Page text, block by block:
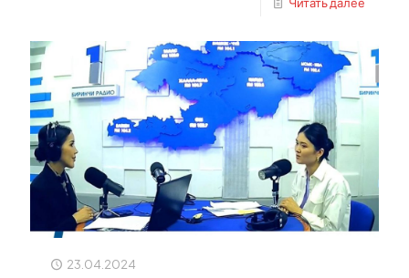
23.04.2024